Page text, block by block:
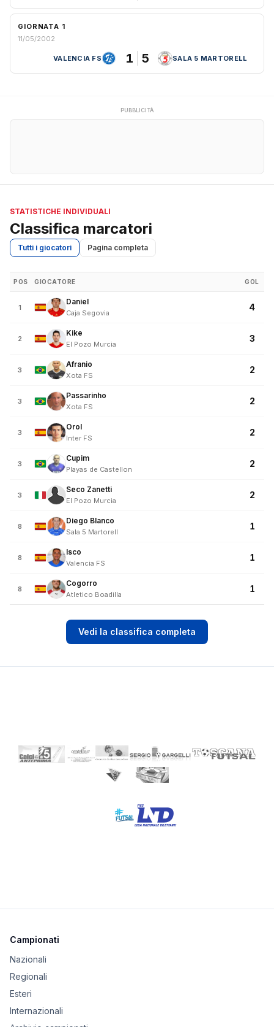
GIORNATA 1
11/05/2002
VALENCIA FS 1 5 SALA 5 MARTORELL
PUBBLICITÀ
STATISTICHE INDIVIDUALI
Classifica marcatori
Tutti i giocatori Pagina completa
POS GIOCATORE GOL
1
Daniel
Caja Segovia
4
2
Kike
El Pozo Murcia
3
3
Afranio
Xota FS
2
3
Passarinho
Xota FS
2
3
Orol
Inter FS
2
3
Cupim
Playas de Castellon
2
3
Seco Zanetti
El Pozo Murcia
2
8
Diego Blanco
Sala 5 Martorell
1
8
Isco
Valencia FS
1
8
Cogorro
Atletico Boadilla
1
Vedi la classifica completa
Campionati
Nazionali
Regionali
Esteri
Internazionali